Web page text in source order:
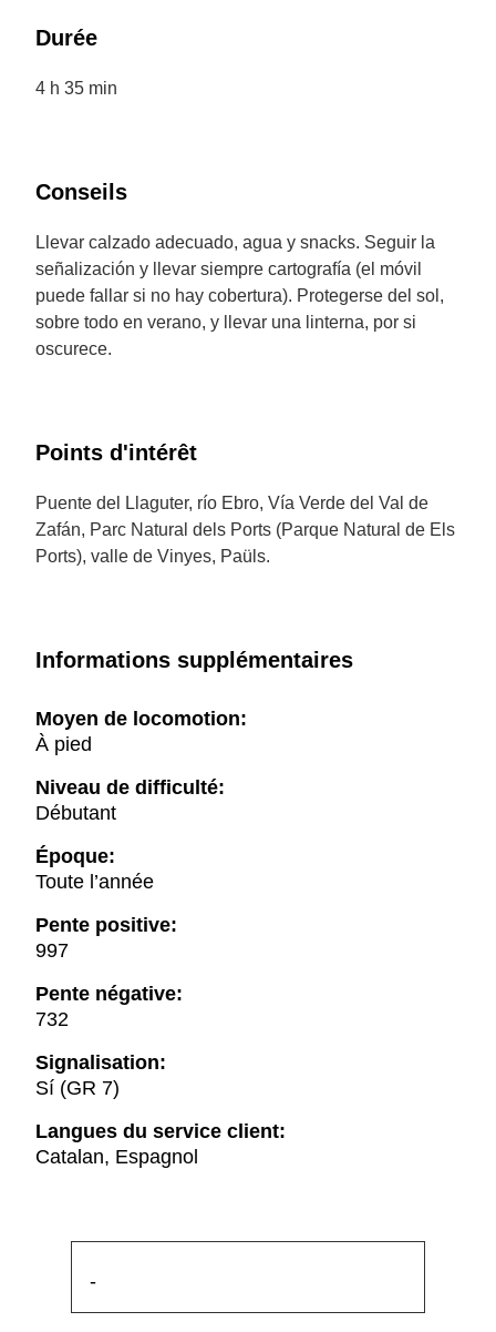
Durée
4 h 35 min
Conseils
Llevar calzado adecuado, agua y snacks. Seguir la
señalización y llevar siempre cartografía (el móvil
puede fallar si no hay cobertura). Protegerse del sol,
sobre todo en verano, y llevar una linterna, por si
oscurece.
Points d'intérêt
Puente del Llaguter, río Ebro, Vía Verde del Val de
Zafán, Parc Natural dels Ports (Parque Natural de Els
Ports), valle de Vinyes, Paüls.
Informations supplémentaires
Moyen de locomotion:
À pied
Niveau de difficulté:
Débutant
Époque:
Toute l’année
Pente positive:
997
Pente négative:
732
Signalisation:
Sí (GR 7)
Langues du service client:
Catalan, Espagnol
-